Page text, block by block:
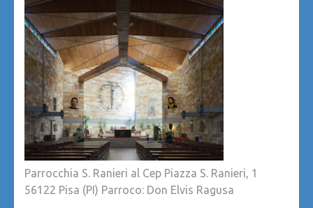
Parrocchia S. Ranieri al Cep Piazza S. Ranieri, 1
56122 Pisa (PI) Parroco: Don Elvis Ragusa